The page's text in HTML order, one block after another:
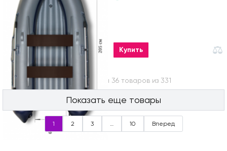
Купить
Вы посмотрели 36 товаров из 331
Показать еще товары
1 2 3 … 10 Вперед